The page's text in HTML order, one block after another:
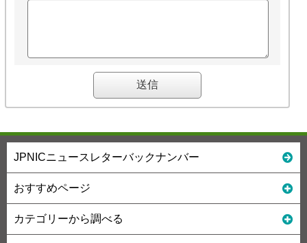
JPNICニュースレターバックナンバー
おすすめページ
カテゴリーから調べる